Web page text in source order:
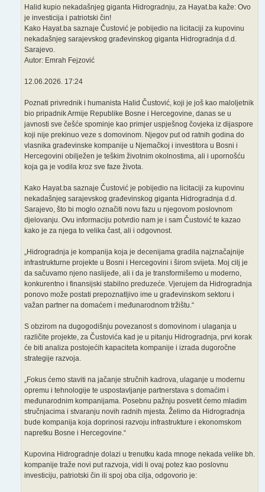
Halid kupio nekadašnjeg giganta Hidrogradnju, za Hayat.ba kaže: Ovo
je investicija i patriotski čin!
Kako Hayat.ba saznaje Čustović je pobijedio na licitaciji za kupovinu
nekadašnjeg sarajevskog građevinskog giganta Hidrogradnja d.d.
Sarajevo.
Autor: Emrah Fejzović
12.06.2026. 17:24
Poznati privrednik i humanista Halid Čustović, koji je još kao maloljetnik
bio pripadnik Armije Republike Bosne i Hercegovine, danas se u
javnosti sve češće spominje kao primjer uspješnog čovjeka iz dijaspore
koji nije prekinuo veze s domovinom. Njegov put od ratnih godina do
vlasnika građevinske kompanije u Njemačkoj i investitora u Bosni i
Hercegovini obilježen je teškim životnim okolnostima, ali i upornošću
koja ga je vodila kroz sve faze života.
Kako Hayat.ba saznaje Čustović je pobijedio na licitaciji za kupovinu
nekadašnjeg sarajevskog građevinskog giganta Hidrogradnja d.d.
Sarajevo, što bi moglo označiti novu fazu u njegovom poslovnom
djelovanju. Ovu informaciju potvrdio nam je i sam Čustović te kazao
kako je za njega to velika čast, ali i odgovnost.
„Hidrogradnja je kompanija koja je decenijama gradila najznačajnije
infrastrukturne projekte u Bosni i Hercegovini i širom svijeta. Moj cilj je
da sačuvamo njeno naslijeđe, ali i da je transformišemo u moderno,
konkurentno i finansijski stabilno preduzeće. Vjerujem da Hidrogradnja
ponovo može postati prepoznatljivo ime u građevinskom sektoru i
važan partner na domaćem i međunarodnom tržištu.“
S obzirom na dugogodišnju povezanost s domovinom i ulaganja u
različite projekte, za Čustovića kad je u pitanju Hidrogradnja, prvi korak
će biti analiza postojećih kapaciteta kompanije i izrada dugoročne
strategije razvoja.
„Fokus ćemo staviti na jačanje stručnih kadrova, ulaganje u modernu
opremu i tehnologije te uspostavljanje partnerstava s domaćim i
međunarodnim kompanijama. Posebnu pažnju posvetit ćemo mladim
stručnjacima i stvaranju novih radnih mjesta. Želimo da Hidrogradnja
bude kompanija koja doprinosi razvoju infrastrukture i ekonomskom
napretku Bosne i Hercegovine.“
Kupovina Hidrogradnje dolazi u trenutku kada mnoge nekada velike bh.
kompanije traže novi put razvoja, vidi li ovaj potez kao poslovnu
investiciju, patriotski čin ili spoj oba cilja, odgovorio je: